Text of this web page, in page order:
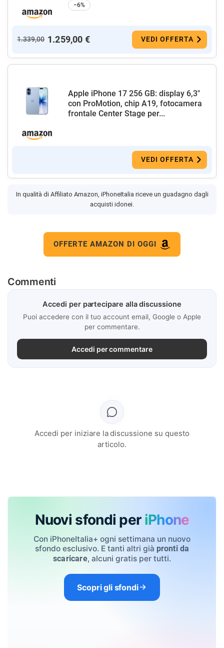
−6%
1.339,00 1.259,00 € VEDI OFFERTA
Apple iPhone 17 256 GB: display 6,3"
con ProMotion, chip A19, fotocamera
frontale Center Stage per...
VEDI OFFERTA
In qualità di Affiliato Amazon, iPhoneItalia riceve un guadagno dagli
acquisti idonei.
OFFERTE AMAZON DI OGGI
Commenti
Accedi per partecipare alla discussione
Puoi accedere con il tuo account email, Google o Apple
per commentare.
Accedi per commentare
Accedi per iniziare la discussione su questo
articolo.
Nuovi sfondi per iPhone
Con iPhoneItalia+ ogni settimana un nuovo
sfondo esclusivo. E tanti altri già pronti da
scaricare, alcuni gratis per tutti.
Scopri gli sfondi